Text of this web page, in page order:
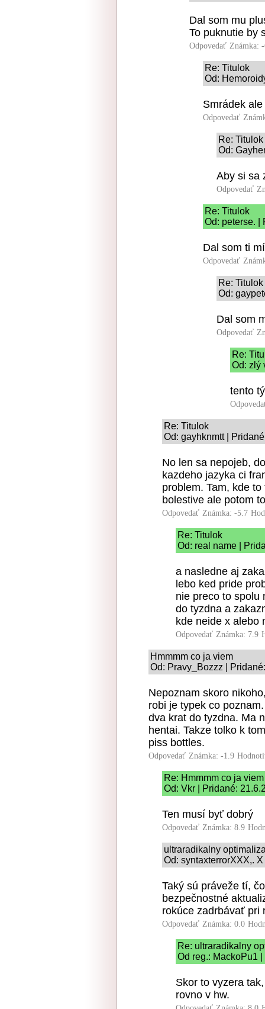
Dal som mu
To puknutie by
Odpovedať Známka:
Re: Titulok
Od:
Smrádek
Odpovedať
Re: Titulok
Od:
Aby si sa
Odpovedať
Re: Titulok
Od: peterse. |
Dal som ti
Odpovedať
Re: Titulok
Od:
Dal som
Odpovedať
Re:
Od: zlý
tento
Re: Titulok
Od: gayhknmtt |
No len sa nepojeb,
kazdeho jazyka ci
problem. Tam, kde
bolestive ale potom
Odpovedať Známka: -5.7
Re: Titulok
Od: real name |
a nasledne aj
lebo ked pride
nie preco to spolu
do tyzdna a
kde neide x alebo
Odpovedať Známka: 7.9
Hmmmm co ja viem
Od: Pravy_Bozzz |
Nepoznam skoro
robi je typek co
dva krat do tyzdna. Ma
hentai. Takze tolko k
piss bottles.
Odpovedať Známka: -1.9
Re: Hmmmm co ja viem
Od: Vkr | Pridané:
Ten musí byť dobrý
Odpovedať Známka: 8.9
ultraradikalny
Od: syntaxterrorXXX,.
Taký sú práveže tí,
bezpečnostné
rokúce zadrbávať pri
Odpovedať Známka: 0.0
Re: ultraradikalny
Od reg.: MackoPu1
Skor to vyzera
rovno v hw.